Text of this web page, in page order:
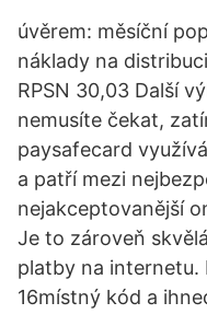
úvěrem: měsíční
náklady na
RPSN 30,03 Další
nemusíte čekat,
paysafecard
a patří mezi
nejakceptovanější
Je to zároveň
platby na internetu.
16místný kód a